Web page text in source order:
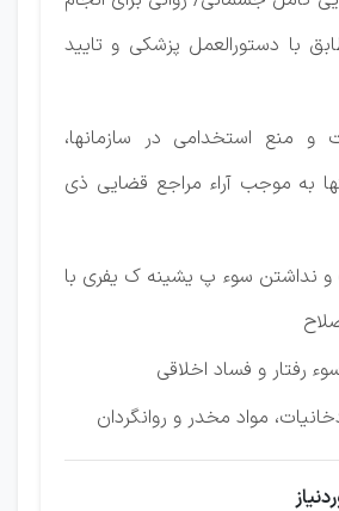
با دستورالعمل پزشكی و تایید
منع استخدامی در سازمانها،
به موجب آراء مراجع قضایی ذی
نداشتن سوء پ یشینه ک یفری با
رفتار و فساد اخلاقی
مواد مخدر و روانگردان